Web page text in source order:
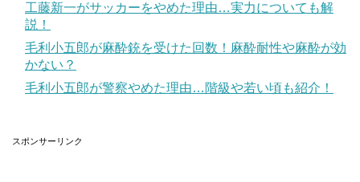
引用元：Amazon
小林有吾先生の出身中学は伊予市立双海中学校という情報
ただ、自身が感情移入しやすいように設定を自分に似通わ
工藤新一がサッカーをやめた理由…実力についても解
説！
毛利小五郎が麻酔銃を受けた回数！麻酔耐性や麻酔が効
かない？
毛利小五郎が警察やめた理由…階級や若い頃も紹介！
スポンサーリンク